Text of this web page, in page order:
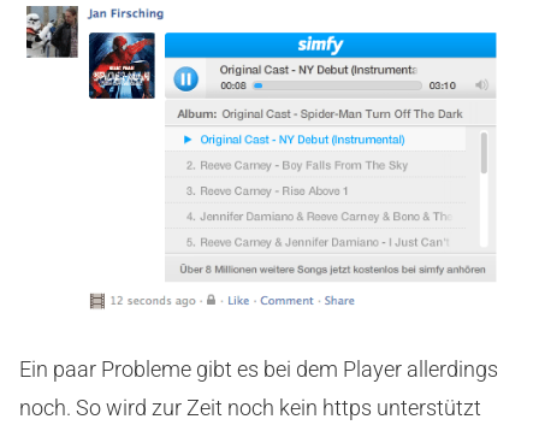
Ein paar Probleme gibt es bei dem Player allerdings
noch. So wird zur Zeit noch kein https unterstützt